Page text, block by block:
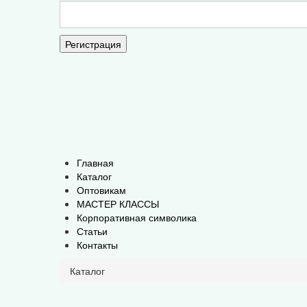
Регистрация
Главная
Каталог
Оптовикам
МАСТЕР КЛАССЫ
Корпоративная символика
Статьи
Контакты
Каталог